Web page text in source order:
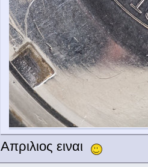
Απριλιος ειναι